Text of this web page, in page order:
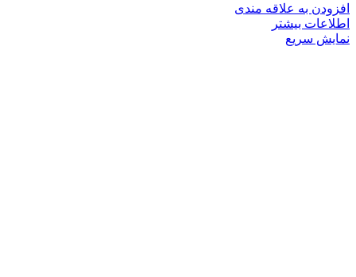
افزودن به علاقه مندی
اطلاعات بیشتر
نمایش سریع